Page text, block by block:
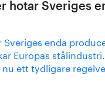
hotar Sveriges
enda
Europas stålindustri.
ett tydligare